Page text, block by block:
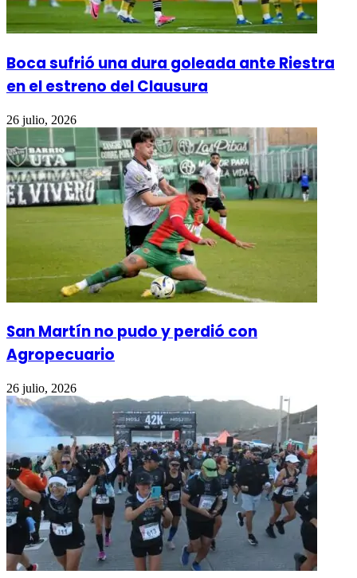
Boca sufrió una dura goleada ante Riestra
en el estreno del Clausura
26 julio, 2026
San Martín no pudo y perdió con
Agropecuario
26 julio, 2026